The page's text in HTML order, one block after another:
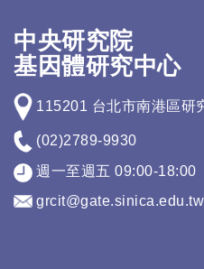
中央研究院
基因體研究中心
115201 台北市南港區研
(02)2789-9930
週一至週五 09:00-18:00
grcit@gate.sinica.edu.tw